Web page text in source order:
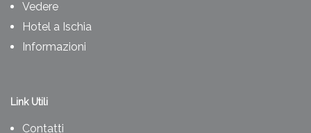
Vedere
Hotel a Ischia
Informazioni
Link Utili
Contatti